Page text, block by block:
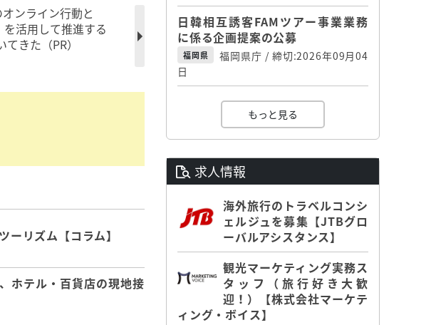
ンライン行動と
活用して推進する
きた（PR）
リズム【コラム】
ホテル・百貨店の現地接
日韓相互誘客FAMツアー事業業務
に係る企画提案の公募
福岡県
福岡県庁 / 締切:2026年09月04
日
もっと見る
求人情報
海外旅行のトラベルコンシ
ェルジュを募集【JTBグロ
ーバルアシスタンス】
観光マーケティング実務ス
タッフ（旅行好き大歓
迎！）【株式会社マーケテ
ィング・ボイス】